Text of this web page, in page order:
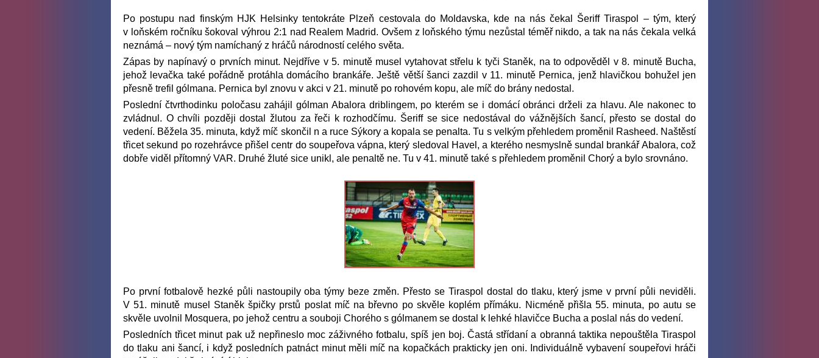
Po postupu nad finským HJK Helsinky tentokráte Plzeň cestovala do Moldavska, kde na nás čekal Šeriff Tiraspol – tým, který
v loňském ročníku šokoval výhrou 2:1 nad Realem Madrid. Ovšem z loňského týmu nezůstal téměř nikdo, a tak na nás čekala velká
neznámá – nový tým namíchaný z hráčů národností celého světa.
Zápas by napínavý o prvních minut. Nejdříve v 5. minutě musel vytahovat střelu k tyči Staněk, na to odpověděl v 8. minutě Bucha,
jehož levačka také pořádně protáhla domácího brankáře. Ještě větší šanci zazdil v 11. minutě Pernica, jenž hlavičkou bohužel jen
přesně trefil gólmana. Pernica byl znovu v akci v 21. minutě po rohovém kopu, ale míč do brány nedostal.
Poslední čtvrthodinku poločasu zahájil gólman Abalora driblingem, po kterém se i domácí obránci drželi za hlavu. Ale nakonec to
zvládnul. O chvíli později dostal žlutou za řeči k rozhodčímu. Šeriff se sice nedostával do vážnějších šancí, přesto se dostal do
vedení. Běžela 35. minuta, když míč skončil n a ruce Sýkory a kopala se penalta. Tu s velkým přehledem proměnil Rasheed. Naštěstí
třicet sekund po rozehrávce přišel centr do soupeřova vápna, který sledoval Havel, a kterého nesmyslně sundal brankář Abalora, což
dobře viděl přítomný VAR. Druhé žluté sice unikl, ale penaltě ne. Tu v 41. minutě také s přehledem proměnil Chorý a bylo srovnáno.
Po první fotbalově hezké půli nastoupily oba týmy beze změn. Přesto se Tiraspol dostal do tlaku, který jsme v první půli neviděli.
V 51. minutě musel Staněk špičky prstů poslat míč na břevno po skvěle koplém přímáku. Nicméně přišla 55. minuta, po autu se
skvěle uvolnil Mosquera, po jehož centru a souboji Chorého s gólmanem se dostal k lehké hlavičce Bucha a poslal nás do vedení.
Posledních třicet minut pak už nepřineslo moc záživného fotbalu, spíš jen boj. Častá střídaní a obranná taktika nepouštěla Tiraspol
do tlaku ani šancí, i když posledních patnáct minut měli míč na kopačkách prakticky jen oni. Individuálně vybavení soupeřovi hráči